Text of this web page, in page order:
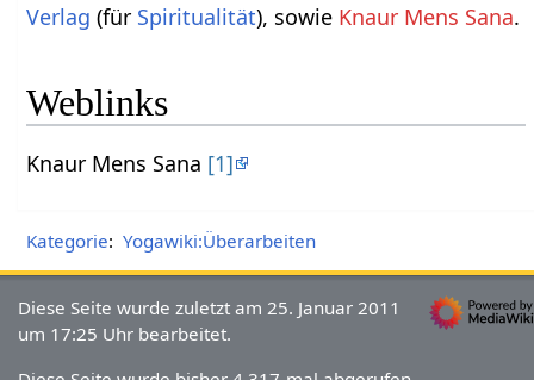
Verlag (für Spiritualität), sowie Knaur Mens Sana.
Weblinks
Knaur Mens Sana [1]
Kategorie: Yogawiki:Überarbeiten
Diese Seite wurde zuletzt am 25. Januar 2011
um 17:25 Uhr bearbeitet.